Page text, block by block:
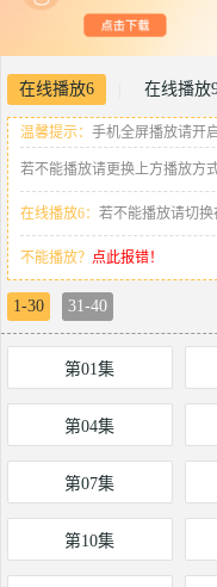
在线播放6 在线播放
温馨提示： 手机全屏播放请开
若不能播放请更换上方播放方式
在线播放6： 若不能播放请切换
不能播放？ 点此报错！
1-30 31-40
第01集
第04集
第07集
第10集